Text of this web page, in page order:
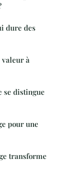
dure des
valeur à
se distingue
pour une
transforme